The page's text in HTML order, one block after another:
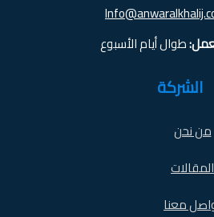
طوال أيام الأسبوع
الشركة
من نحن
المقالات
معنا